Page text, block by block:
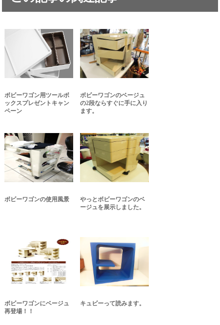
ボビーワゴン用ツールボ
ックスプレゼントキャン
ペーン
ボビーワゴンのベージュ
の2段ならすぐに手に入り
ます。
ボビーワゴンの使用風景
やっとボビーワゴンのベ
ージュを展示しました。
ボビーワゴンにベージュ
再登場！！
キュビーって読みます。